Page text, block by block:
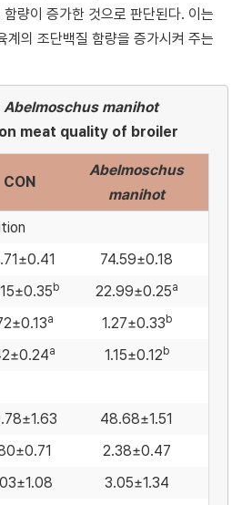
량이 증가한 것으로 판단된다. 이는
계의 조단백질 함량을 증가시켜 주는
Abelmoschus manihot
meat quality of broiler
CON
Abelmoschus
manihot
74.59±0.18
b 22.99±0.25a
a 1.27±0.33 b
a 1.15±0.12 b
48.68±1.51
2.38±0.47
3.05±1.34